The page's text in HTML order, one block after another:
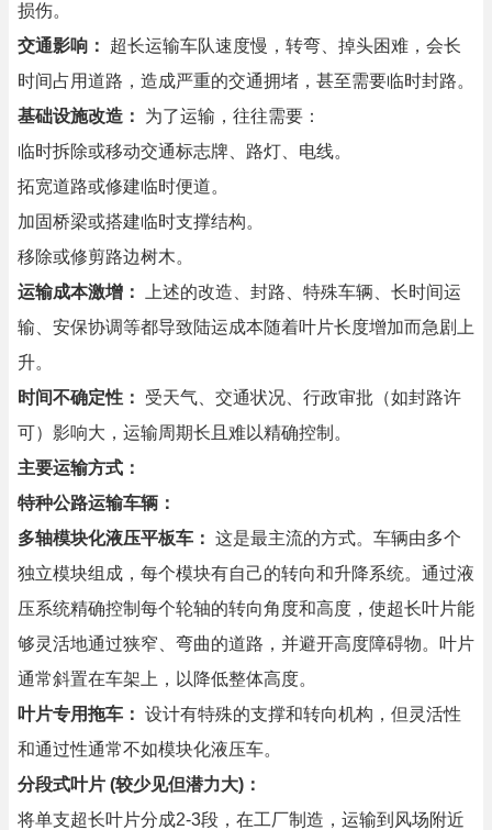
损伤。
交通影响：
超长运输车队速度慢，转弯、掉头困难，会长
时间占用道路，造成严重的交通拥堵，甚至需要临时封路。
基础设施改造：
为了运输，往往需要：
临时拆除或移动交通标志牌、路灯、电线。
拓宽道路或修建临时便道。
加固桥梁或搭建临时支撑结构。
移除或修剪路边树木。
运输成本激增：
上述的改造、封路、特殊车辆、长时间运
输、安保协调等都导致陆运成本随着叶片长度增加而急剧上
升。
时间不确定性：
受天气、交通状况、行政审批（如封路许
可）影响大，运输周期长且难以精确控制。
主要运输方式：
特种公路运输车辆：
多轴模块化液压平板车： 这是最主流的方式。车辆由多个
独立模块组成，每个模块有自己的转向和升降系统。通过液
压系统精确控制每个轮轴的转向角度和高度，使超长叶片能
够灵活地通过狭窄、弯曲的道路，并避开高度障碍物。叶片
通常斜置在车架上，以降低整体高度。
叶片专用拖车： 设计有特殊的支撑和转向机构，但灵活性
和通过性通常不如模块化液压车。
分段式叶片 (较少见但潜力大)：
将单支超长叶片分成2-3段，在工厂制造，运输到风场附近